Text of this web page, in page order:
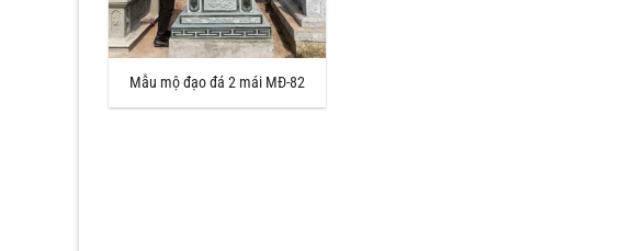
Mẫu mộ đạo đá 2 mái MĐ-82